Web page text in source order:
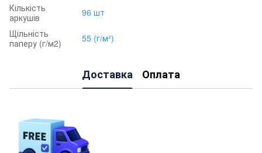
Кількість
аркушів
96 шт
Щільність
паперу (г/м2)
55 (г/м²)
Доставка Оплата